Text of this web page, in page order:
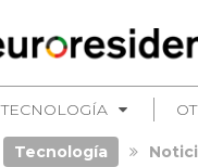
TECNOLOGÍA
Tecnología